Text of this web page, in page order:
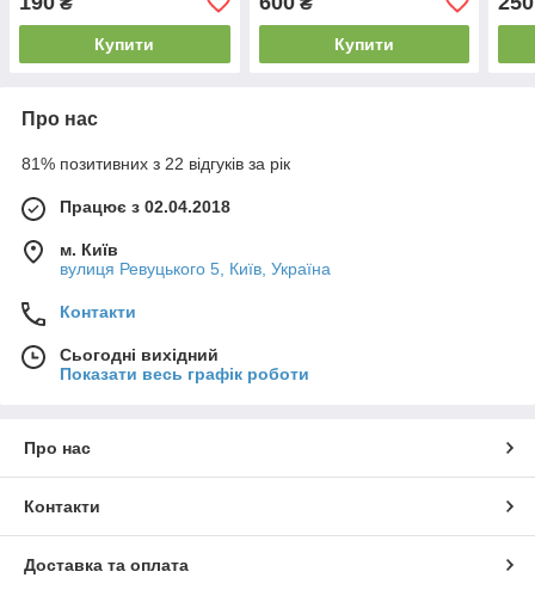
Купити Купити
Про нас
81% позитивних з 22 відгуків за рік
Працює з 02.04.2018
м. Київ
вулиця Ревуцького 5, Київ, Україна
Контакти
Сьогодні вихідний
Показати весь графік роботи
Про нас
Контакти
Доставка та оплата